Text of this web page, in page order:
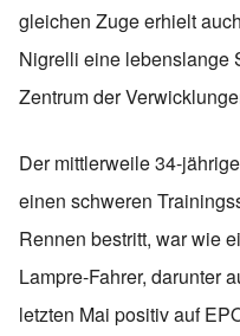
gleichen Zuge erhielt
Nigrelli eine lebenslange
Zentrum der
Der mittlerweile 34-
einen schweren
Rennen bestritt, war wie
Lampre-Fahrer, darunter
letzten Mai positiv auf